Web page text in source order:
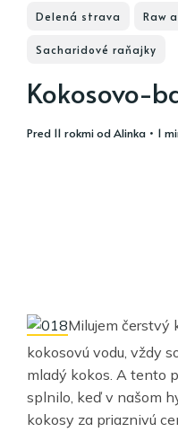
Delená strava Raw
Sacharidové raňajky
Kokosovo-
pred 11 rokmiodAlinka • 1
Milujem čerstvý
kokosovú vodu, vždy
mladý kokos. A tento
splnilo, keď v našom
kokosy za priaznivú